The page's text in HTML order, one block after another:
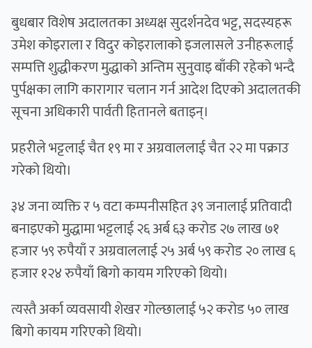
बुधबार विशेष अदालतका अध्यक्ष सुदर्शनदेव भट्ट, सदस्यहरू
उमेश कोइराला र विदुर कोइरालाको इजलासले उनीहरूलाई
सम्पत्ति शुद्धीकरण मुद्धाको अन्तिम सुनुवाइ बाँकी रहेको भन्दै
पुर्पक्षका लागि कारागार चलान गर्न आदेश दिएको अदालतकी
सूचना अधिकारी पार्वती हितानले बताइन्।
प्रहरीले भट्टलाई चैत १९ मा र अग्रवाललाई चैत २२ मा पक्राउ
गरेको थियो।
३४ जना व्यक्ति र ५ वटा कम्पनीसहित ३९ जनालाई प्रतिवादी
बनाइएको मुद्धामा भट्टलाई २६ अर्ब ६३ करोड २७ लाख ७१
हजार ५९ रुपैयाँ र अग्रवाललाई २५ अर्ब ५९ करोड २० लाख ६
हजार १२४ रुपैयाँ बिगो कायम गरिएको थियो।
त्यस्तै अर्का व्यवसायी शेखर गोल्छालाई ५२ करोड ५० लाख
बिगो कायम गरिएको थियो।